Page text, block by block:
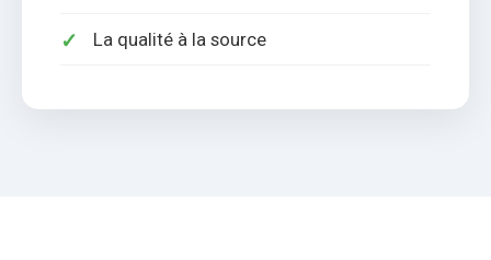
La qualité à la source